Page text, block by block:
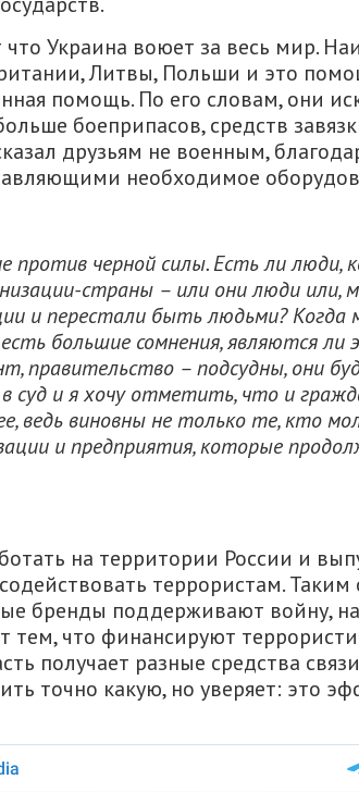
Украина воюет за весь мир.
Литвы, Польши и это
помощь. По его словам, они
боеприпасов, средств
друзьям не военным,
необходимое
против черной силы. Есть ли люди,
страны – или они люди или,
и перестали быть людьми? Когда
большие сомнения, являются ли
правительство – подсудны, они
суд и я хочу отметить, что и
ведь виновны не только те, кто
и предприятия, которые
на территории России и
террористам. Таким
бренды поддерживают войну, на
что финансируют
получает разные средства
точно какую, но уверяет: это